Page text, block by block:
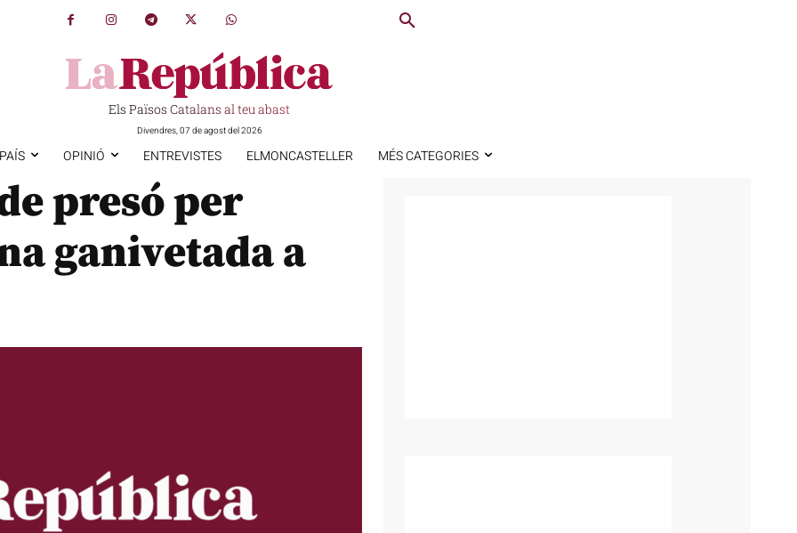
Els Països Catalans al teu abast
Divendres, 07 de agost del 2026
OPINIÓ ENTREVISTES ELMONCASTELLER MÉS CATEGORIES
presó per
ganivetada a